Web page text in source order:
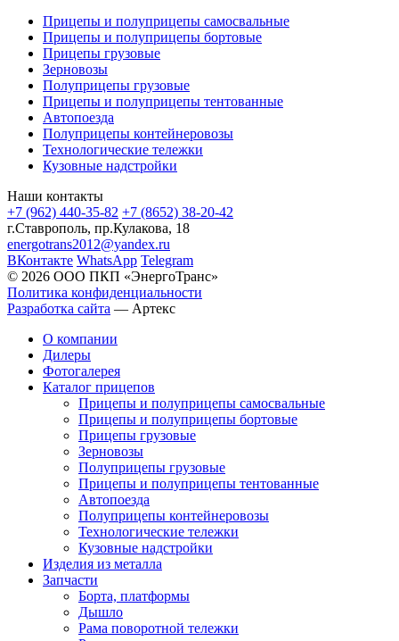
Прицепы и полуприцепы самосвальные
Прицепы и полуприцепы бортовые
Прицепы грузовые
Зерновозы
Полуприцепы грузовые
Прицепы и полуприцепы тентованные
Автопоезда
Полуприцепы контейнеровозы
Технологические тележки
Кузовные надстройки
Наши контакты
+7 (962) 440-35-82 +7 (8652) 38-20-42
г.Ставрополь, пр.Кулакова, 18
energotrans2012@yandex.ru
ВКонтакте WhatsApp Telegram
© 2026 ООО ПКП «ЭнергоТранс»
Политика конфиденциальности
Разработка сайта — Артекс
О компании
Дилеры
Фотогалерея
Каталог прицепов
Прицепы и полуприцепы самосвальные
Прицепы и полуприцепы бортовые
Прицепы грузовые
Зерновозы
Полуприцепы грузовые
Прицепы и полуприцепы тентованные
Автопоезда
Полуприцепы контейнеровозы
Технологические тележки
Кузовные надстройки
Изделия из металла
Запчасти
Борта, платформы
Дышло
Рама поворотной тележки